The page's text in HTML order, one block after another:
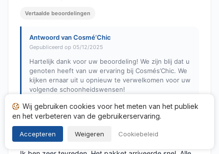
Vertaalde beoordelingen
Antwoord van Cosmé’Chic
Gepubliceerd op 05/12/2025
Hartelijk dank voor uw beoordeling! We zijn blij dat u
genoten heeft van uw ervaring bij Cosmés’Chic. We
kijken ernaar uit u opnieuw te verwelkomen voor uw
volgende schoonheidswensen!
R
Ryna Z.
Opmerking: 5 van 5
Wij gebruiken cookies voor het meten van het publiek
en het verbeteren van de gebruikerservaring.
Accepteren Weigeren Cookiebeleid